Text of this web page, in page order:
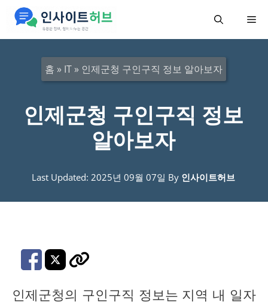
메
홈 » IT» 인제군청 구인구직 정보 알아보자
인제군청 구인구직 정보
알아보자
Last Updated: 2025년 09월 07일 By 인사이트허브
인제군청의 구인구직 정보는 지역 내 일자